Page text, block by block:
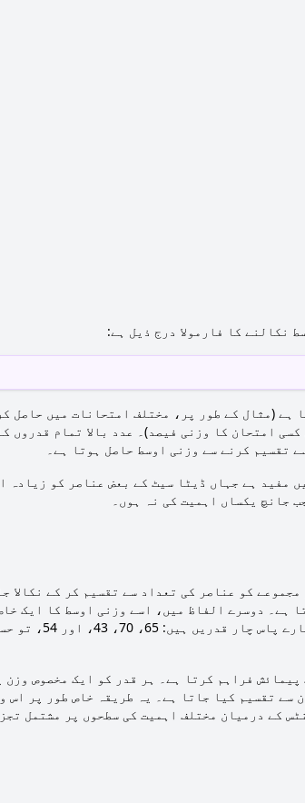
نکالنے کا فارمولا درج ذیل ہے:
(مثال کے طور پر، مختلف امتحانات میں حاصل
امتحان کا وزنی فیصد)۔ عدد بالا تمام قدروں
تقسیم کرنے سے وزنی اوسط حاصل ہوتا ہے۔
مفید ہے جہاں ڈیٹا سیٹ کے بعض عناصر کو زیادہ
جانچ یکساں اہمیت کی نہ ہوں۔
کو عناصر کی تعداد سے تقسیم کر کے نکالا
ہے۔ دوسرے الفاظ میں، اسے وزنی اوسط کا ایک
فراہم کرتا ہے۔ ہر قدر کو ایک مخصوص وزن
سے تقسیم کیا جاتا ہے۔ یہ طریقہ خاص طور پر اس
کے درمیان مختلف اہمیت کی سطحوں پر مشتمل